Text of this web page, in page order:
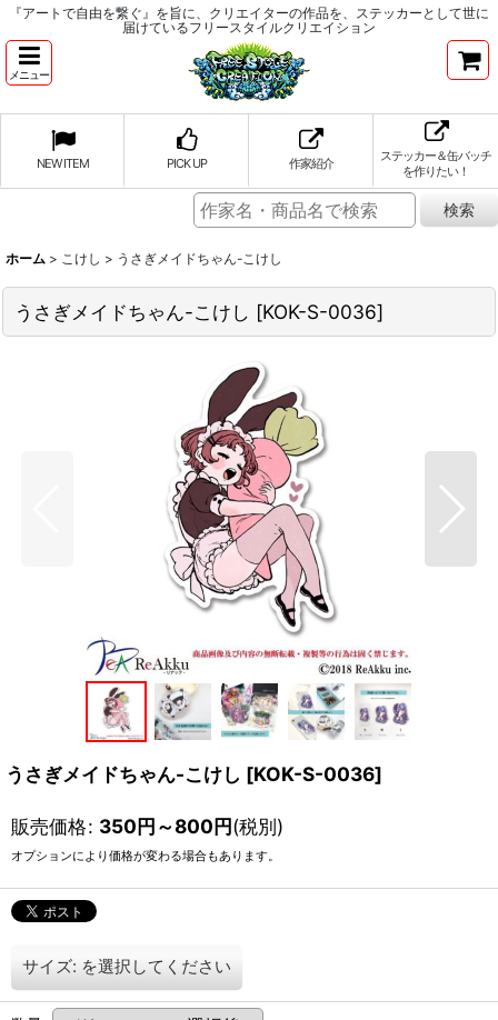
『アートで自由を繋ぐ』を旨に、クリエイターの作品を、ステッカーとして世に
届けているフリースタイルクリエイション
メニュー
NEW ITEM PICK UP 作家紹介
ステッカー＆缶バッチ
を作りたい！
ホーム > こけし > うさぎメイドちゃん-こけし
うさぎメイドちゃん-こけし [KOK-S-0036]
うさぎメイドちゃん-こけし [KOK-S-0036]
販売価格: 350円～800円(税別)
オプションにより価格が変わる場合もあります。
サイズ: を選択してください